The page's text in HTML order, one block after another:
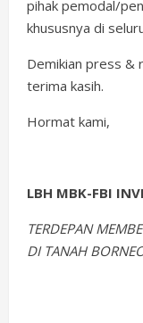
pihak pemodal/
khususnya di
Demikian press &
terima kasih.
Hormat kami,
LBH MBK-FBI
TERDEPAN
DI TANAH